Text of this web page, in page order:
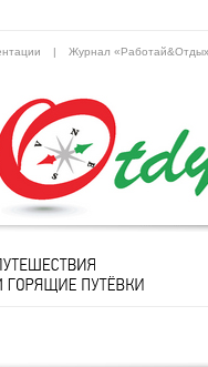
| Журнал